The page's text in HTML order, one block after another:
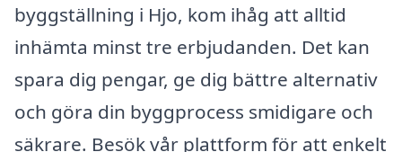
byggställning i Hjo, kom ihåg att alltid
inhämta minst tre erbjudanden. Det kan
spara dig pengar, ge dig bättre alternativ
och göra din byggprocess smidigare och
säkrare. Besök vår plattform för att enkelt